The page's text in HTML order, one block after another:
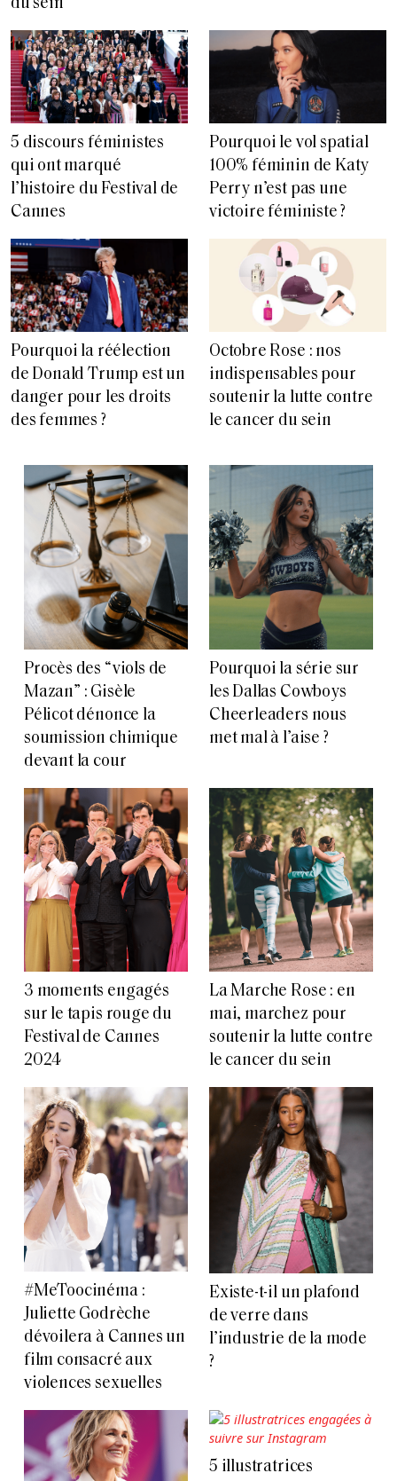
du sein
5 discours féministes
qui ont marqué
l’histoire du Festival de
Cannes
Pourquoi le vol spatial
100% féminin de Katy
Perry n’est pas une
victoire féministe ?
Pourquoi la réélection
de Donald Trump est un
danger pour les droits
des femmes ?
Octobre Rose : nos
indispensables pour
soutenir la lutte contre
le cancer du sein
Procès des “viols de
Mazan” : Gisèle
Pélicot dénonce la
soumission chimique
devant la cour
Pourquoi la série sur
les Dallas Cowboys
Cheerleaders nous
met mal à l’aise ?
3 moments engagés
sur le tapis rouge du
Festival de Cannes
2024
La Marche Rose : en
mai, marchez pour
soutenir la lutte contre
le cancer du sein
#MeToocinéma :
Juliette Godrèche
dévoilera à Cannes un
film consacré aux
violences sexuelles
Existe-t-il un plafond
de verre dans
l’industrie de la mode
?
5 illustratrices